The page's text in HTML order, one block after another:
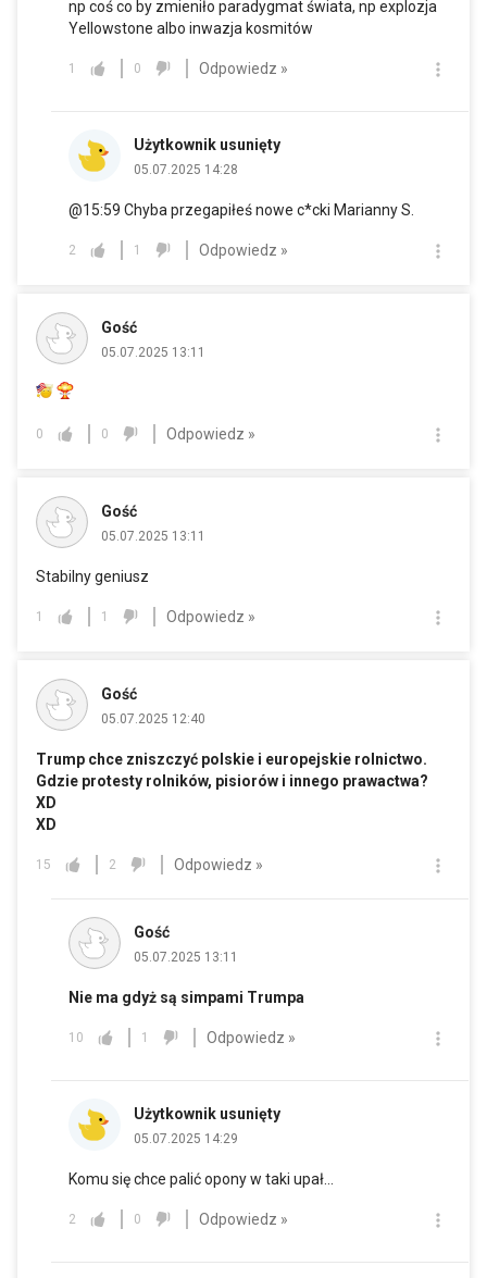
np coś co by zmieniło paradygmat świata, np explozja
Yellowstone albo inwazja kosmitów
1 0 Odpowiedz »
Użytkownik usunięty
05.07.2025 14:28
@15:59 Chyba przegapiłeś nowe c*cki Marianny S.
2 1 Odpowiedz »
Gość
05.07.2025 13:11
0 0 Odpowiedz »
Gość
05.07.2025 13:11
Stabilny geniusz
1 1 Odpowiedz »
Gość
05.07.2025 12:40
Trump chce zniszczyć polskie i europejskie rolnictwo.
Gdzie protesty rolników, pisiorów i innego prawactwa?
XD
XD
15 2 Odpowiedz »
Gość
05.07.2025 13:11
Nie ma gdyż są simpami Trumpa
10 1 Odpowiedz »
Użytkownik usunięty
05.07.2025 14:29
Komu się chce palić opony w taki upał...
2 0 Odpowiedz »